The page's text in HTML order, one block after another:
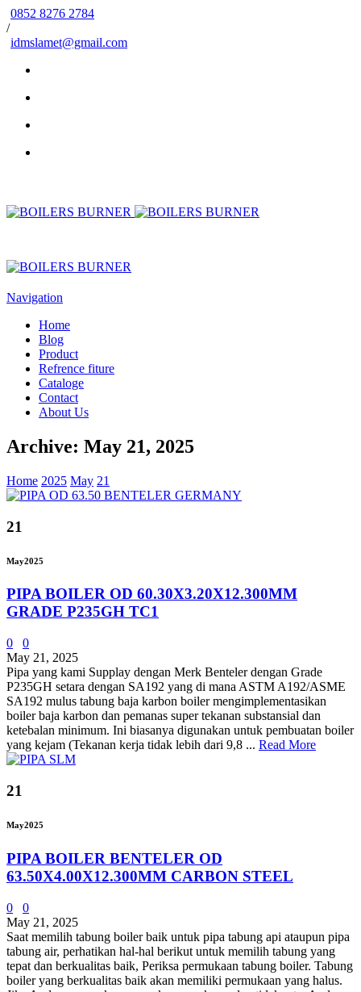
0852 8276 2784
/
idmslamet@gmail.com
Navigation
Home
Blog
Product
Refrence fiture
Cataloge
Contact
About Us
Archive: May 21, 2025
Home 2025 May 21
21
May2025
PIPA BOILER OD 60.30X3.20X12.300MM
GRADE P235GH TC1
0
0
May 21, 2025
Pipa yang kami Supplay dengan Merk Benteler dengan Grade
P235GH setara dengan SA192 yang di mana ASTM A192/ASME
SA192 mulus tabung baja karbon boiler mengimplementasikan
boiler baja karbon dan pemanas super tekanan substansial dan
ketebalan minimum. Ini biasanya digunakan untuk pembuatan boiler
yang kejam (Tekanan kerja tidak lebih dari 9,8 ... Read More
21
May2025
PIPA BOILER BENTELER OD
63.50X4.00X12.300MM CARBON STEEL
0
0
May 21, 2025
Saat memilih tabung boiler baik untuk pipa tabung api ataupun pipa
tabung air, perhatikan hal-hal berikut untuk memilih tabung yang
tepat dan berkualitas baik, Periksa permukaan tabung boiler. Tabung
boiler yang berkualitas baik akan memiliki permukaan yang halus.